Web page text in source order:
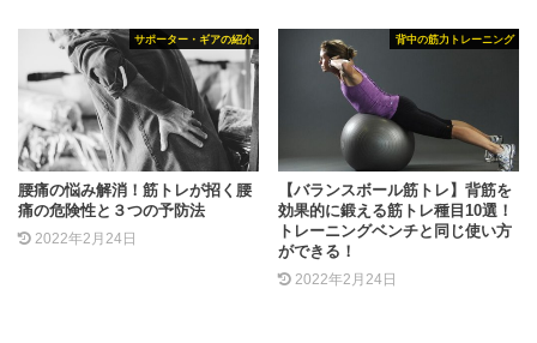
サポーター・ギアの紹介
腰痛の悩み解消！筋トレが招く腰
痛の危険性と３つの予防法
2022年2月24日
背中の筋力トレーニング
【バランスボール筋トレ】背筋を
効果的に鍛える筋トレ種目10選！
トレーニングベンチと同じ使い方
ができる！
2022年2月24日